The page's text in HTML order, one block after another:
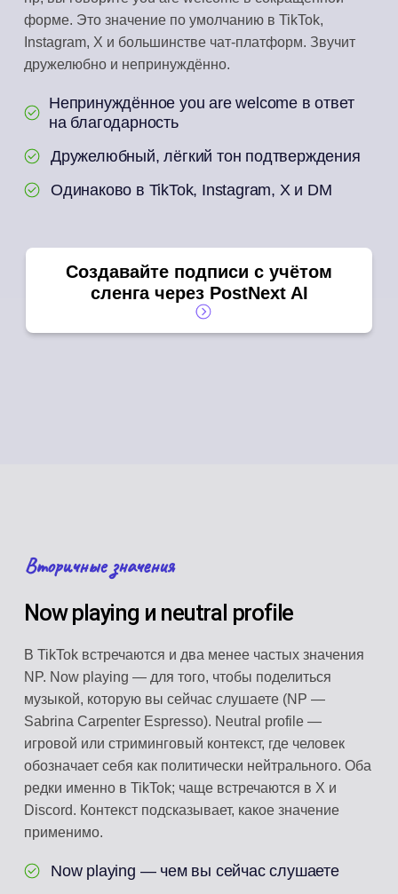
форме. Это значение по умолчанию в TikTok,
Instagram, X и большинстве чат-платформ. Звучит
дружелюбно и непринуждённо.
Непринуждённое you are welcome в ответ
на благодарность
Дружелюбный, лёгкий тон подтверждения
Одинаково в TikTok, Instagram, X и DM
Создавайте подписи с учётом
сленга через PostNext AI
Вторичные значения
Now playing и neutral profile
В TikTok встречаются и два менее частых значения
NP. Now playing — для того, чтобы поделиться
музыкой, которую вы сейчас слушаете (NP —
Sabrina Carpenter Espresso). Neutral profile —
игровой или стриминговый контекст, где человек
обозначает себя как политически нейтрального. Оба
редки именно в TikTok; чаще встречаются в X и
Discord. Контекст подсказывает, какое значение
применимо.
Now playing — чем вы сейчас слушаете